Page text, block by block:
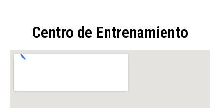
Centro de Entrenamiento